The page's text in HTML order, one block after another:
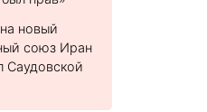
новый
союз Иран
Саудовской